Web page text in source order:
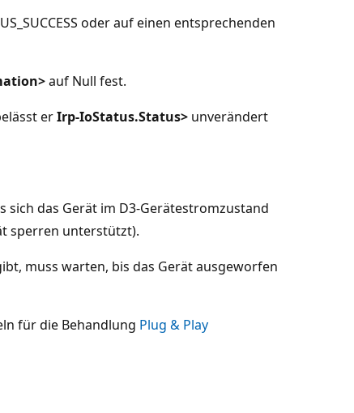
oder auf einen entsprechenden
auf Null fest.
erIrp-IoStatus.Status> unverändert
das Gerät im D3-Gerätestromzustand
sperren unterstützt).
muss warten, bis das Gerät ausgeworfen
für die Behandlung Plug & Play